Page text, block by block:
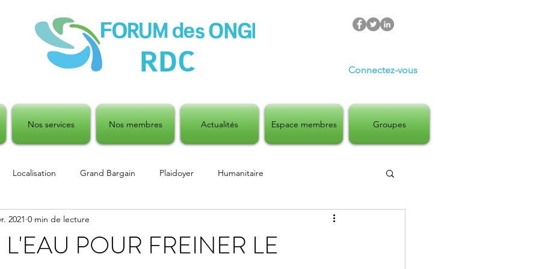
Connectez-vous
Nos services Nos membres Actualités Espace membres Groupes
Localisation Grand Bargain Plaidoyer Humanitaire
humanitaire Emploi
POUR FREINER LE
2021 0 min de lecture